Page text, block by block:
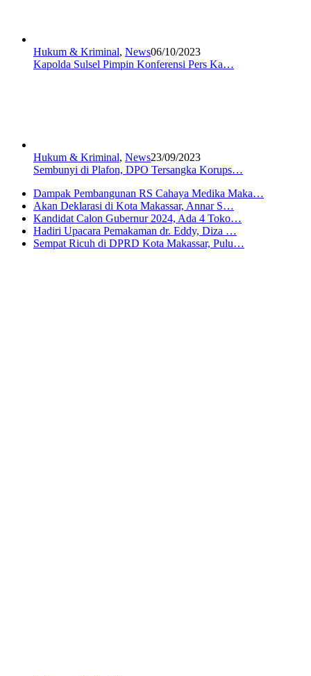
Hukum & Kriminal, News06/10/2023
Kapolda Sulsel Pimpin Konferensi Pers Ka…
Hukum & Kriminal, News23/09/2023
Sembunyi di Plafon, DPO Tersangka Korups…
Dampak Pembangunan RS Cahaya Medika Maka…
Akan Deklarasi di Kota Makassar, Annar S…
Kandidat Calon Gubernur 2024, Ada 4 Toko…
Hadiri Upacara Pemakaman dr. Eddy, Diza …
Sempat Ricuh di DPRD Kota Makassar, Pulu…